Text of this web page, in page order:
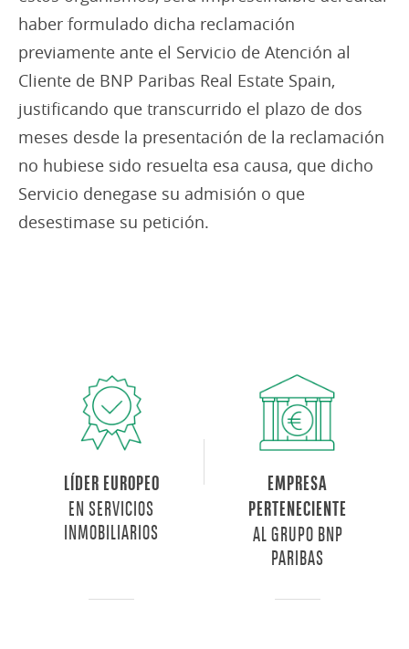
haber formulado dicha reclamación
previamente ante el Servicio de Atención al
Cliente de BNP Paribas Real Estate Spain,
justificando que transcurrido el plazo de dos
meses desde la presentación de la reclamación
no hubiese sido resuelta esa causa, que dicho
Servicio denegase su admisión o que
desestimase su petición.
LÍDER EUROPEO
EN SERVICIOS
INMOBILIARIOS
EMPRESA
PERTENECIENTE
AL GRUPO BNP
PARIBAS